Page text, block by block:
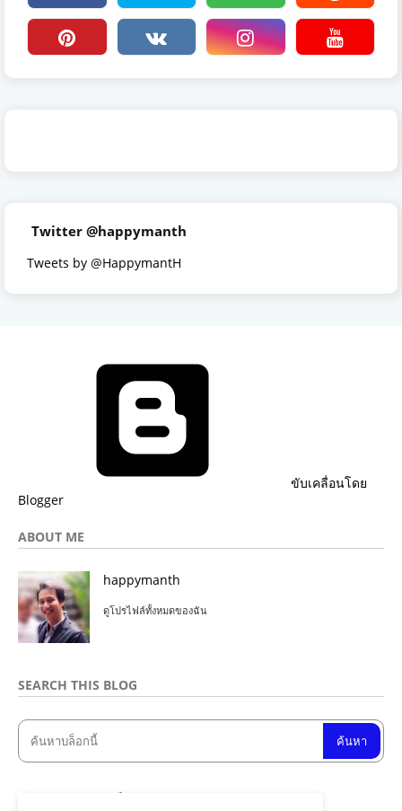
Twitter @happymanth
Tweets by @HappymantH
ขับเคลื่อนโดย
Blogger
ABOUT ME
happymanth
ดูโปรไฟล์ทั้งหมดของฉัน
SEARCH THIS BLOG